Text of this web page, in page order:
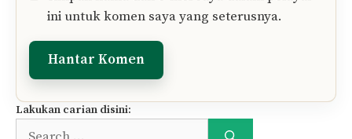
ini untuk komen saya yang seterusnya.
Lakukan carian disini:
Search